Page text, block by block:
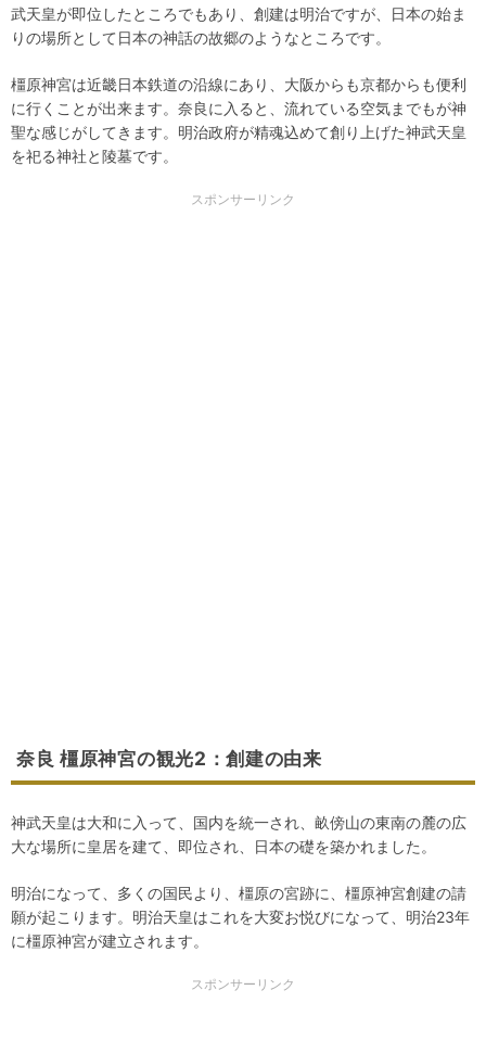
武天皇が即位したところでもあり、創建は明治ですが、日本の始ま
りの場所として日本の神話の故郷のようなところです。
橿原神宮は近畿日本鉄道の沿線にあり、大阪からも京都からも便利
に行くことが出来ます。奈良に入ると、流れている空気までもが神
聖な感じがしてきます。明治政府が精魂込めて創り上げた神武天皇
を祀る神社と陵墓です。
スポンサーリンク
奈良 橿原神宮の観光2：創建の由来
神武天皇は大和に入って、国内を統一され、畝傍山の東南の麓の広
大な場所に皇居を建て、即位され、日本の礎を築かれました。
明治になって、多くの国民より、橿原の宮跡に、橿原神宮創建の請
願が起こります。明治天皇はこれを大変お悦びになって、明治23年
に橿原神宮が建立されます。
スポンサーリンク